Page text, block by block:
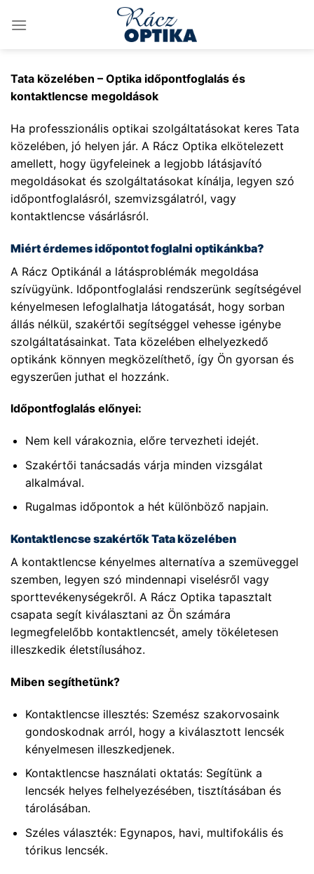
Tata közelében – Optika időpontfoglalás és
kontaktlencse megoldások
Ha professzionális optikai szolgáltatásokat keres Tata
közelében, jó helyen jár. A Rácz Optika elkötelezett
amellett, hogy ügyfeleinek a legjobb látásjavító
megoldásokat és szolgáltatásokat kínálja, legyen szó
időpontfoglalásról, szemvizsgálatról, vagy
kontaktlencse vásárlásról.
Miért érdemes időpontot foglalni optikánkba?
A Rácz Optikánál a látásproblémák megoldása
szívügyünk. Időpontfoglalási rendszerünk segítségével
kényelmesen lefoglalhatja látogatását, hogy sorban
állás nélkül, szakértői segítséggel vehesse igénybe
szolgáltatásainkat. Tata közelében elhelyezkedő
optikánk könnyen megközelíthető, így Ön gyorsan és
egyszerűen juthat el hozzánk.
Időpontfoglalás előnyei:
Nem kell várakoznia, előre tervezheti idejét.
Szakértői tanácsadás várja minden vizsgálat
alkalmával.
Rugalmas időpontok a hét különböző napjain.
Kontaktlencse szakértők Tata közelében
A kontaktlencse kényelmes alternatíva a szemüveggel
szemben, legyen szó mindennapi viselésről vagy
sporttevékenységekről. A Rácz Optika tapasztalt
csapata segít kiválasztani az Ön számára
legmegfelelőbb kontaktlencsét, amely tökéletesen
illeszkedik életstílusához.
Miben segíthetünk?
Kontaktlencse illesztés: Szemész szakorvosaink
gondoskodnak arról, hogy a kiválasztott lencsék
kényelmesen illeszkedjenek.
Kontaktlencse használati oktatás: Segítünk a
lencsék helyes felhelyezésében, tisztításában és
tárolásában.
Széles választék: Egynapos, havi, multifokális és
tórikus lencsék.